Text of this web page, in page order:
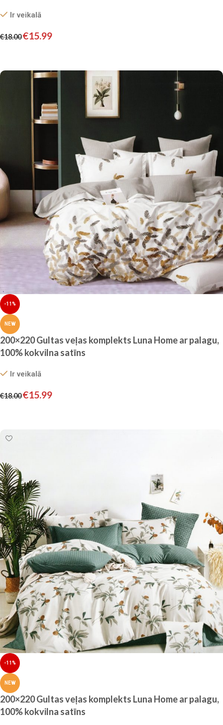
Ir veikalā
€18.00€15.99
-11%
NEW
200×220 Gultas veļas komplekts Luna Home ar palagu,
100% kokvilna satīns
Ir veikalā
€18.00€15.99
-11%
NEW
200×220 Gultas veļas komplekts Luna Home ar palagu,
100% kokvilna satīns